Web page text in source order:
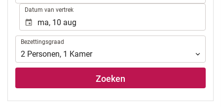
Datum van vertrek
Bezettingsgraad
Bezettingsgraad
2 Personen, 1 Kamer
Zoeken